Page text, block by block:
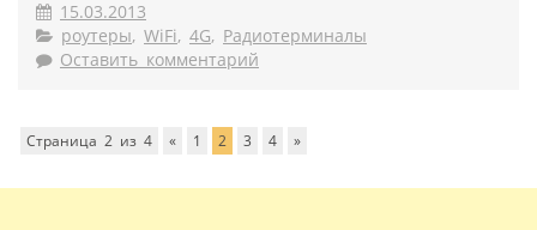
15.03.2013
роутеры, WiFi, 4G, Радиотерминалы
Оставить комментарий
Страница 2 из 4 « 1 2 3 4 »